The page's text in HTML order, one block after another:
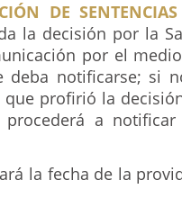
DE
la decisión por la
por el
deba notificarse; si
que profirió la
procederá a
la fecha de la